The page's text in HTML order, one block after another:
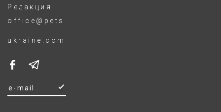
Редакция
office@pets
ukraine.com